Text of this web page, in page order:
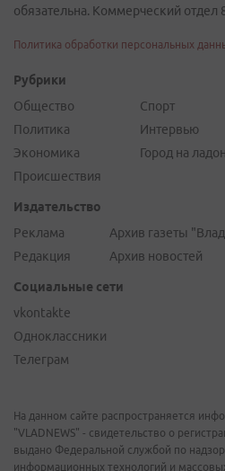
обязательна. Коммерческий отдел
Политика обработки персональных
Рубрики
Общество
Политика
Экономика
Происшествия
Спорт
Интервью
Город на
Издательство
Реклама
Редакция
Архив газеты
Архив новостей
Социальные сети
vkontakte
Одноклассники
Телеграм
На данном сайте распространяется
"VLADNEWS" - свидетельство о
выдано Федеральной службой по
информационных технологий и